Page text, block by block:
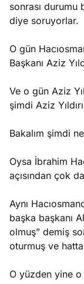
sonrası durumu
diye soruyorlar.
O gün
Başkanı Aziz
Ve o gün Aziz
şimdi Aziz
Bakalım şimdi
Oysa İbrahim
açısından çok
Aynı
başka başkanı
olmuş” demiş
oturmuş ve
O yüzden yine